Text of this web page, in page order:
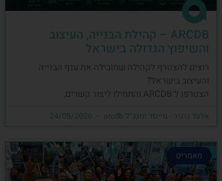
ARCDB – קהילת הבנייה, העיצוב
והשיפוץ הגדולה בישראל
רוצים להצטרף לקהילה שמובילה את ענף הבנייה
והעיצוב בישראל?
הצטרפו ל־ARCDB והתחילו ליצור קשרים,
אלעד גרגיר - מייסד ומנכ"ל arcdb
מאמרים